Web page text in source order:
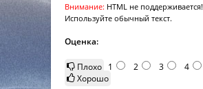
Внимание: HTML не поддерживается!
Используйте обычный текст.
Оценка:
Плохо 1 2 3 4
Хорошо